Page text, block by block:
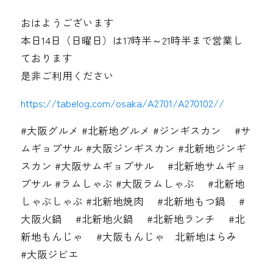
おはようございます
本日14日（日曜日）は17時半～21時半まで営業し
ております
是非ご利用ください
https://tabelog.com/osaka/A2701/A270102//
#大阪グルメ #北新地グルメ #ジンギスカン #サ
ムギョプサル #大阪ジンギスカン #北新地ジンギ
スカン #大阪サムギョプサル #北新地サムギョ
プサル #ラムしゃぶ #大阪ラムしゃぶ #北新地
しゃぶしゃぶ #北新地焼肉 #北新地もつ鍋 #
大阪火鍋 #北新地火鍋 #北新地ランチ #北
新地もんじゃ #大阪もんじゃ 北新地はらみ
#大阪ジビエ